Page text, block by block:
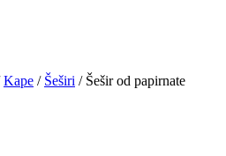
Kape / Šeširi / Šešir od papirnate